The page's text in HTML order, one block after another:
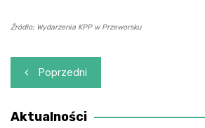
Źródło: Wydarzenia KPP w Przeworsku
Nawigacja
wpisu
Poprzedni
Aktualności